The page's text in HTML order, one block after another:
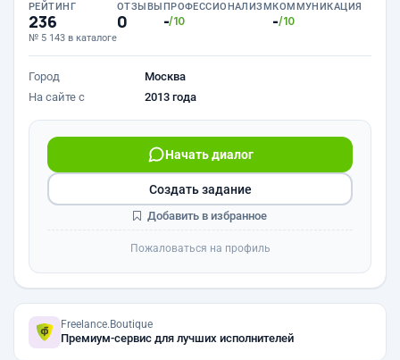
РЕЙТИНГ
236
№ 5 143 в каталоге
ОТЗЫВЫ
0
ПРОФЕССИОНАЛИЗМ
-/10
КОММУНИКАЦИЯ
-/10
Город
Москва
На сайте с
2013 года
Начать диалог
Создать задание
Добавить в избранное
Пожаловаться на профиль
Freelance.Boutique
Премиум-сервис для лучших исполнителей